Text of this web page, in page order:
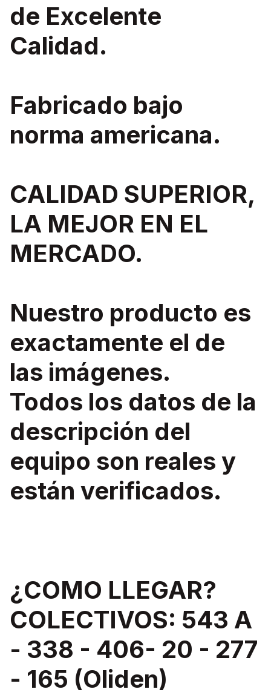
de Excelente
Calidad.
Fabricado bajo
norma americana.
CALIDAD SUPERIOR,
LA MEJOR EN EL
MERCADO.
Nuestro producto es
exactamente el de
las imágenes.
Todos los datos de la
descripción del
equipo son reales y
están verificados.
¿COMO LLEGAR?
COLECTIVOS: 543 A
- 338 - 406- 20 - 277
- 165 (Oliden)